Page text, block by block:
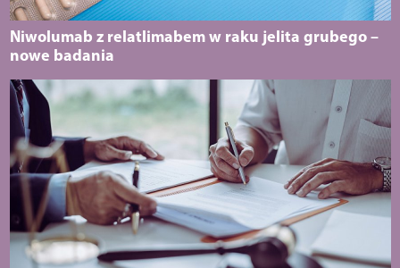
Niwolumab z relatlimabem w raku jelita grubego –
nowe badania